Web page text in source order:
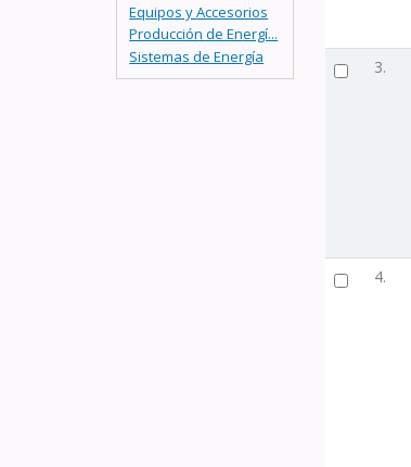
Equipos y Accesorios
Producción de Energí...
Sistemas de Energía
3.
4.